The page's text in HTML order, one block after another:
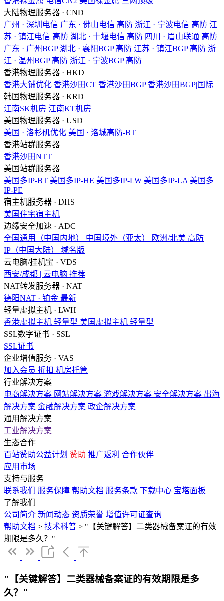
大陆物理服务器 · CND
广州 · 深圳电信 广东 · 佛山电信 高防 浙江 · 宁波电信 高防 江
苏 · 镇江电信 高防 湖北 · 十堰电信 高防 四川 · 眉山联通 高防
广东 · 广州BGP 湖北 · 襄阳BGP 高防 江苏 · 镇江BGP 高防 浙
江 · 温州BGP 高防 浙江 · 宁波BGP 高防
香港物理服务器 · HKD
香港大铺优化 香港沙田CT 香港沙田BGP 香港沙田BGP|国际
韩国物理服务器 · KRD
江南SK机房 江南KT机房
美国物理服务器 · USD
美国 · 洛杉矶优化 美国 · 洛城高防-BT
香港站群服务器
香港沙田NTT
美国站群服务器
美国多IP-BT 美国多IP-HE 美国多IP-LW 美国多IP-LA 美国多
IP-PE
宿主机服务器 · DHS
美国住宅宿主机
边缘安全加速 · ADC
全国通用（中国内地）
中国境外（亚太） 欧洲/北美 高防
IP（中国大陆）
域名版
云电脑/挂机宝 · VDS
西安/成都 | 云电脑 推荐
NAT转发服务器 · NAT
德阳NAT · 铂金 最新
轻量虚拟主机 · LWH
香港虚拟主机 轻量型 美国虚拟主机 轻量型
SSL数字证书 · SSL
SSL证书
企业增值服务 · VAS
加入会员 折扣 机房托管
行业解决方案
电商解决方案 网站解决方案 游戏解决方案 安全解决方案 出海
解决方案 金融解决方案 政企解决方案
通用解决方案
工业解决方案
生态合作
百站赞助公益计划 赞助 推广返利 合作伙伴
应用市场
支持与服务
联系我们
服务保障 帮助文档 服务条款 下载中心 宝塔面板
了解我们
公司简介 新闻动态 资质荣誉 增值许可证查询
帮助文档 > 技术科普 > "【关键解答】二类器械备案证的有效
期限是多久？"
"【关键解答】二类器械备案证的有效期限是多
久？"